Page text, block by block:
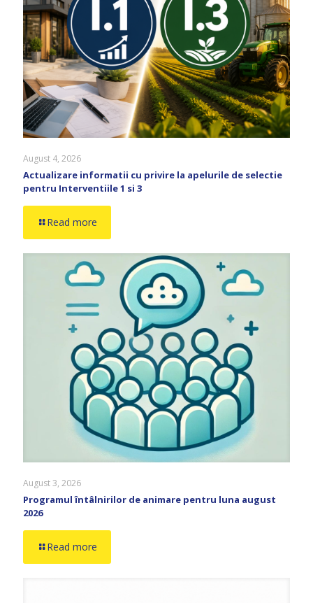
August 4, 2026
Actualizare informatii cu privire la apelurile de selectie
pentru Interventiile 1 si 3
Read more
August 3, 2026
Programul întâlnirilor de animare pentru luna august
2026
Read more